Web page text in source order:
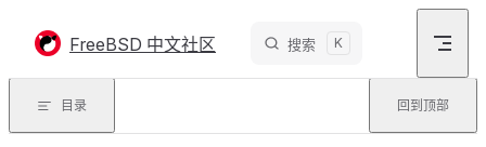
FreeBSD 中文社区 搜索 K
目录 回到顶部